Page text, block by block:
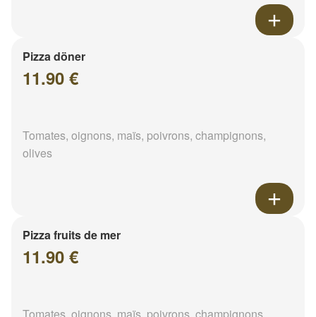
Pizza döner
11.90 €
Tomates, oignons, maïs, poivrons, champignons,
olives
Pizza fruits de mer
11.90 €
Tomates, oignons, maïs, poivrons, champignons,